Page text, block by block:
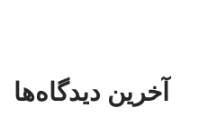
آخرین دیدگاه‌ها